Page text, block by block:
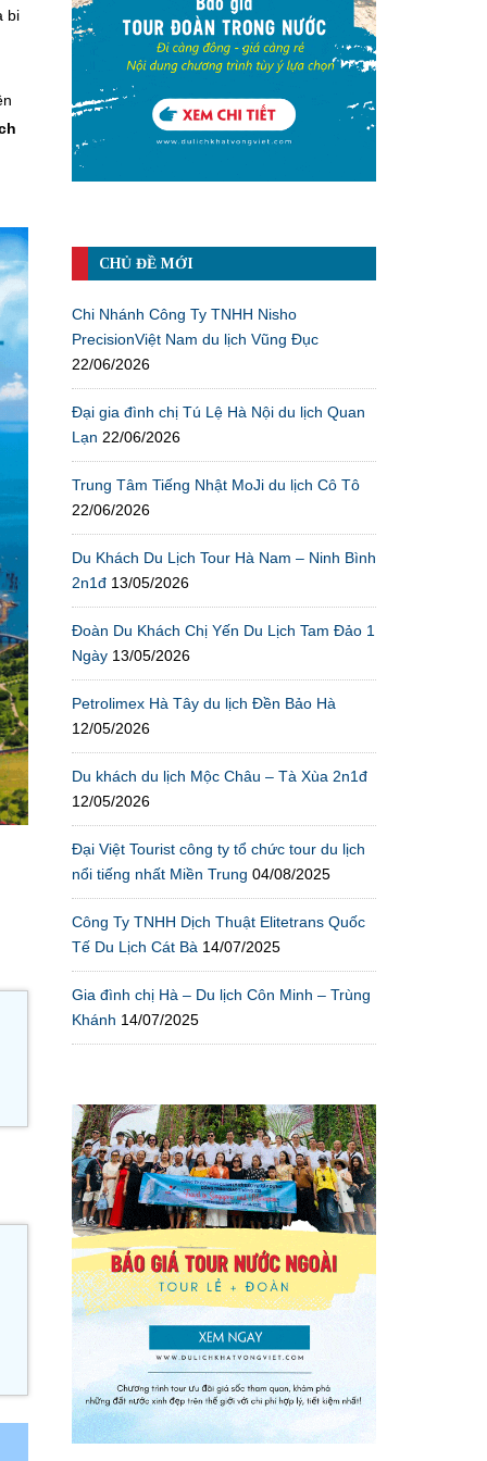
bi
CHỦ ĐỀ MỚI
Chi Nhánh Công Ty TNHH Nisho
PrecisionViệt Nam du lịch Vũng Đục
22/06/2026
Đại gia đình chị Tú Lệ Hà Nội du lịch Quan
Lạn 22/06/2026
Trung Tâm Tiếng Nhật MoJi du lịch Cô Tô
22/06/2026
Du Khách Du Lịch Tour Hà Nam – Ninh Bình
2n1đ 13/05/2026
Đoàn Du Khách Chị Yến Du Lịch Tam Đảo 1
Ngày 13/05/2026
Petrolimex Hà Tây du lịch Đền Bảo Hà
12/05/2026
Du khách du lịch Mộc Châu – Tà Xùa 2n1đ
12/05/2026
Đại Việt Tourist công ty tổ chức tour du lịch
nổi tiếng nhất Miền Trung 04/08/2025
Công Ty TNHH Dịch Thuật Elitetrans Quốc
Tế Du Lịch Cát Bà 14/07/2025
Gia đình chị Hà – Du lịch Côn Minh – Trùng
Khánh 14/07/2025